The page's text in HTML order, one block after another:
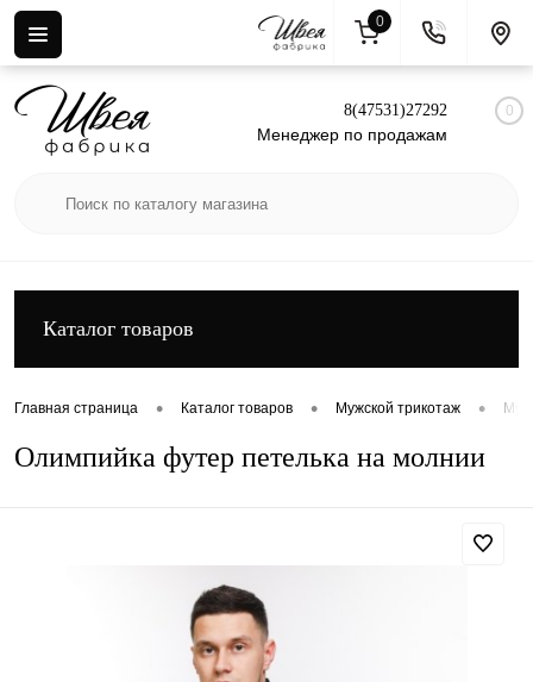
Вход Регистрация
8(47531)27292
Менеджер по продажам
0
Каталог товаров
Главная страница • Каталог товаров • Мужской трикотаж •
Олимпийка футер петелька на молнии
0